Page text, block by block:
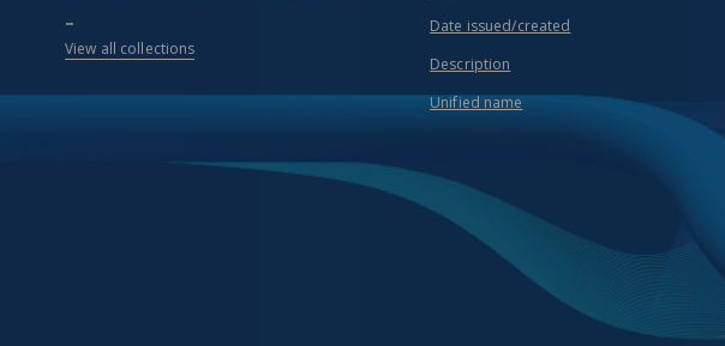
...
View all collections
Date issued/created
Description
Unified name